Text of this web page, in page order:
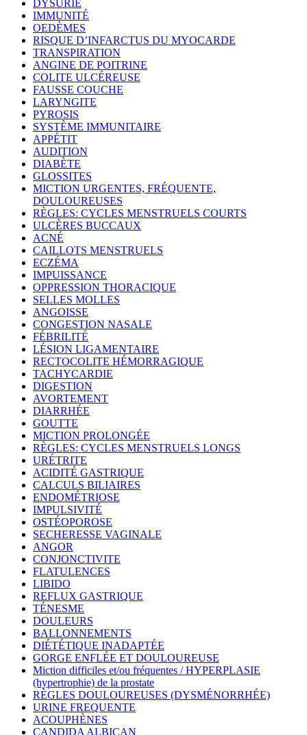
DYSURIE
IMMUNITÉ
OEDÈMES
RISQUE D’INFARCTUS DU MYOCARDE
TRANSPIRATION
ANGINE DE POITRINE
COLITE ULCÉREUSE
FAUSSE COUCHE
LARYNGITE
PYROSIS
SYSTÈME IMMUNITAIRE
APPÉTIT
AUDITION
DIABÈTE
GLOSSITES
MICTION URGENTES, FRÉQUENTE,
DOULOUREUSES
RÈGLES: CYCLES MENSTRUELS COURTS
ULCÈRES BUCCAUX
ACNÉ
CAILLOTS MENSTRUELS
ECZÉMA
IMPUISSANCE
OPPRESSION THORACIQUE
SELLES MOLLES
ANGOISSE
CONGESTION NASALE
FÉBRILITÉ
LÉSION LIGAMENTAIRE
RECTOCOLITE HÉMORRAGIQUE
TACHYCARDIE
DIGESTION
AVORTEMENT
DIARRHÉE
GOUTTE
MICTION PROLONGÉE
RÈGLES: CYCLES MENSTRUELS LONGS
URÉTRITE
ACIDITÉ GASTRIQUE
CALCULS BILIAIRES
ENDOMÉTRIOSE
IMPULSIVITÉ
OSTÉOPOROSE
SECHERESSE VAGINALE
ANGOR
CONJONCTIVITE
FLATULENCES
LIBIDO
REFLUX GASTRIQUE
TÉNESME
DOULEURS
BALLONNEMENTS
DIÉTÉTIQUE INADAPTÉE
GORGE ENFLÉE ET DOULOUREUSE
Miction difficiles et/ou fréquentes / HYPERPLASIE
(hypertrophie) de la prostate
RÈGLES DOULOUREUSES (DYSMÉNORRHÉE)
URINE FREQUENTE
ACOUPHÈNES
CANDIDA ALBICAN